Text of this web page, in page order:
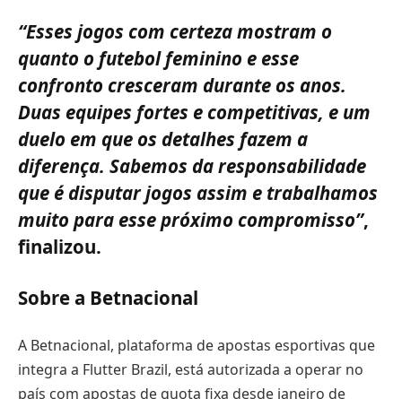
“Esses jogos com certeza mostram o
quanto o futebol feminino e esse
confronto cresceram durante os anos.
Duas equipes fortes e competitivas, e um
duelo em que os detalhes fazem a
diferença. Sabemos da responsabilidade
que é disputar jogos assim e trabalhamos
muito para esse próximo compromisso”,
finalizou.
Sobre a Betnacional
A Betnacional, plataforma de apostas esportivas que
integra a Flutter Brazil, está autorizada a operar no
país com apostas de quota fixa desde janeiro de